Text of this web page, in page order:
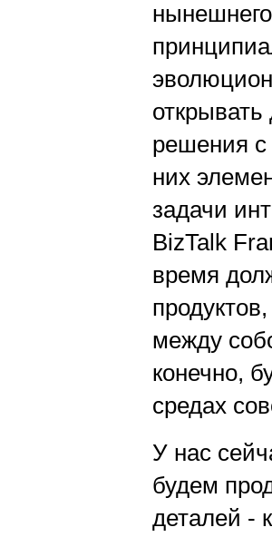
решения с
них
задачи
BizTalk
время
между
конечно,
средах
У нас
будем
деталей -